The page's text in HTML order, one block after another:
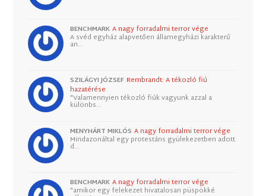
BENCHMARK A nagy forradalmi terror vége
A svéd egyház alapvetően államegyházi karakterű
an…
SZILÁGYI JÓZSEF Rembrandt: A tékozló fiú
hazatérése
"Valamennyien tékozló fiúk vagyunk azzal a
különbs…
MENYHÁRT MIKLÓS A nagy forradalmi terror vége
Mindazonáltal egy protestáns gyülekezetben adott
d…
BENCHMARK A nagy forradalmi terror vége
"amikor egy felekezet hivatalosan püspökké